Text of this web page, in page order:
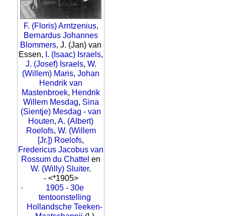
F. (Floris) Arntzenius,
Bernardus Johannes
Blommers, J. (Jan) van
Essen, I. (Isaac) Israels,
J. (Josef) Israels, W.
(Willem) Maris, Johan
Hendrik van
Mastenbroek, Hendrik
Willem Mesdag, Sina
(Sientje) Mesdag - van
Houten, A. (Albert)
Roelofs, W. (Willem
[Jr.]) Roelofs,
Fredericus Jacobus van
Rossum du Chattel en
W. (Willy) Sluiter.
- <*1905>
·
1905 - 30e
tentoonstelling
Hollandsche Teeken-